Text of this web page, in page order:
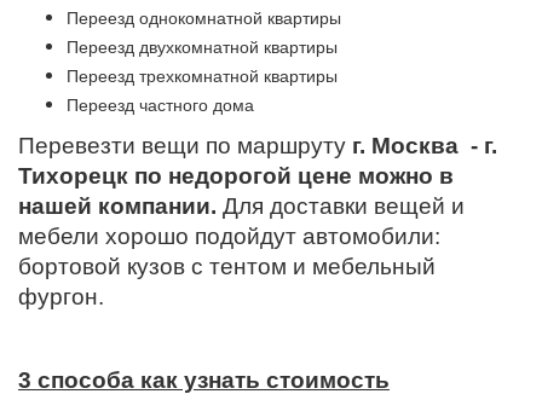
Переезд однокомнатной квартиры
Переезд двухкомнатной квартиры
Переезд трехкомнатной квартиры
Переезд частного дома
Перевезти вещи по маршруту г. Москва - г.
Тихорецк по недорогой цене можно в
нашей компании. Для доставки вещей и
мебели хорошо подойдут автомобили:
бортовой кузов с тентом и мебельный
фургон.
3 способа как узнать стоимость